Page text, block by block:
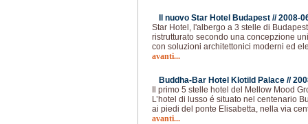
Il nuovo Star Hotel Budapest //2008-
Star Hotel, l'albergo a 3 stelle di
ristrutturato secondo una concepzione
con soluzioni architettonici moderni ed
avanti...
Buddha-Bar Hotel Klotild Palace //
Il primo 5 stelle hotel del Mellow Mood
L’hotel di lusso é situato nel centenario
ai piedi del ponte Elisabetta, nella via
avanti...